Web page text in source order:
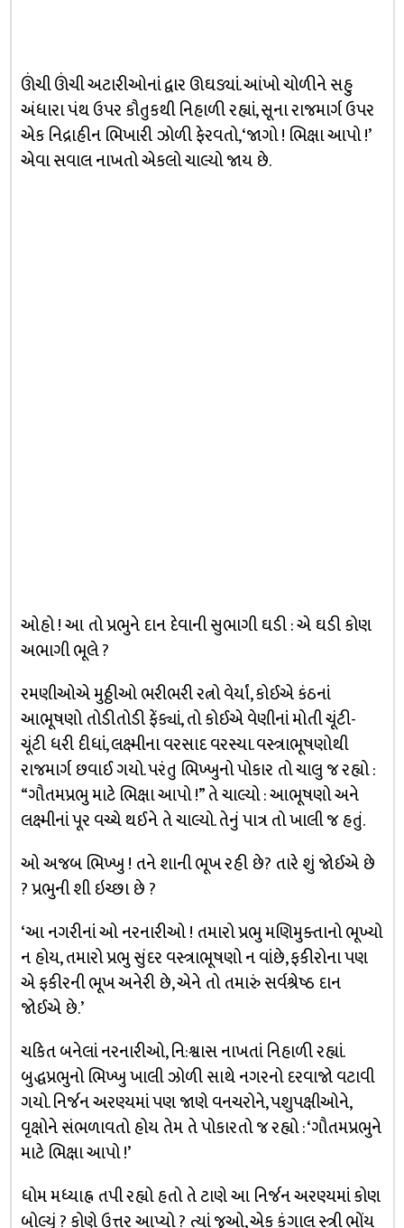
ઊંચી ઊંચી અટારીઓનાં દ્વાર ઊઘડ્યાં. આંખો ચોળીને સહુ
અંધારા પંથ ઉપર કૌતુકથી નિહાળી રહ્યાં, સૂના રાજમાર્ગ ઉપર
એક નિદ્રાહીન ભિખારી ઝોળી ફેરવતો, ‘જાગો ! ભિક્ષા આપો !’
એવા સવાલ નાખતો એકલો ચાલ્યો જાય છે.
ઓહો ! આ તો પ્રભુને દાન દેવાની સુભાગી ઘડી : એ ઘડી કોણ
અભાગી ભૂલે ?
રમણીઓએ મુઠ્ઠીઓ ભરીભરી રત્નો વેર્યાં, કોઈએ કંઠનાં
આભૂષણો તોડીતોડી ફેંક્યાં, તો કોઈએ વેણીનાં મોતી ચૂંટી-
ચૂંટી ધરી દીધાં, લક્ષ્મીના વરસાદ વરસ્યા. વસ્ત્રાભૂષણોથી
રાજમાર્ગ છવાઈ ગયો. પરંતુ ભિખ્ખુનો પોકાર તો ચાલુ જ રહ્યો :
“ગૌતમપ્રભુ માટે ભિક્ષા આપો !” તે ચાલ્યો : આભૂષણો અને
લક્ષ્મીનાં પૂર વચ્ચે થઈને તે ચાલ્યો. તેનું પાત્ર તો ખાલી જ હતું.
ઓ અજબ ભિખ્ખુ ! તને શાની ભૂખ રહી છે? તારે શું જોઈએ છે
? પ્રભુની શી ઇચ્છા છે ?
‘આ નગરીનાં ઓ નરનારીઓ ! તમારો પ્રભુ મણિમુક્તાનો ભૂખ્યો
ન હોય, તમારો પ્રભુ સુંદર વસ્ત્રાભૂષણો ન વાંછે, ફકીરોના પણ
એ ફકીરની ભૂખ અનેરી છે, એને તો તમારું સર્વશ્રેષ્ઠ દાન
જોઈએ છે.’
ચકિત બનેલાં નરનારીઓ, નિ:શ્વાસ નાખતાં નિહાળી રહ્યાં.
બુદ્ધપ્રભુનો ભિખ્ખુ ખાલી ઝોળી સાથે નગરનો દરવાજો વટાવી
ગયો. નિર્જન અરણ્યમાં પણ જાણે વનચરોને, પશુપક્ષીઓને,
વૃક્ષોને સંભળાવતો હોય તેમ તે પોકારતો જ રહ્યો : ‘ગૌતમપ્રભુને
માટે ભિક્ષા આપો !’
ધોમ મધ્યાહ્ન તપી રહ્યો હતો તે ટાણે આ નિર્જન અરણ્યમાં કોણ
બોલ્યું ? કોણે ઉત્તર આપ્યો ? ત્યાં જુઓ, એક કંગાલ સ્ત્રી ભોંય